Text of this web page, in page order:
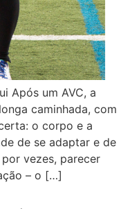
Após um AVC, a
caminhada, com
o corpo e a
de se adaptar e de
vezes, parecer
– o […]